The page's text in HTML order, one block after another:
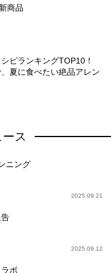
商品
ピランキングTOP10！
夏に食べたい絶品アレン
ス
ニング
2025.09.21
2025.09.12
ボ